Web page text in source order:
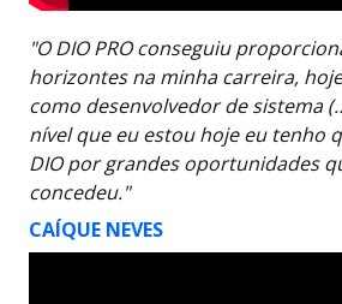
"O DIO PRO conseguiu
horizontes na minha carreira,
como desenvolvedor de sistema
nível que eu estou hoje eu tenho
DIO por grandes oportunidades
concedeu."
CAÍQUE NEVES